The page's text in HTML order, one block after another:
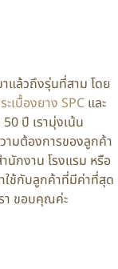
แล้วถึงรุ่นที่สาม โดย
เบื้องยาง SPC และ
ปี เรามุ่งเน้น
มต้องการของลูกค้า
นักงาน โรงแรม หรือ
ใช้กับลูกค้าที่มีค่าที่สุด
า ขอบคุณค่ะ